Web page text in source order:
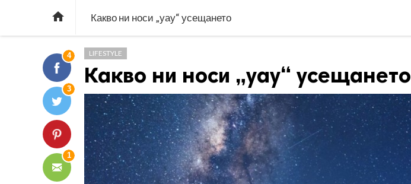
 Какво ни носи „уау“ усещането
4
3
1
LIFESTYLE
Какво ни носи „уау“ усещането